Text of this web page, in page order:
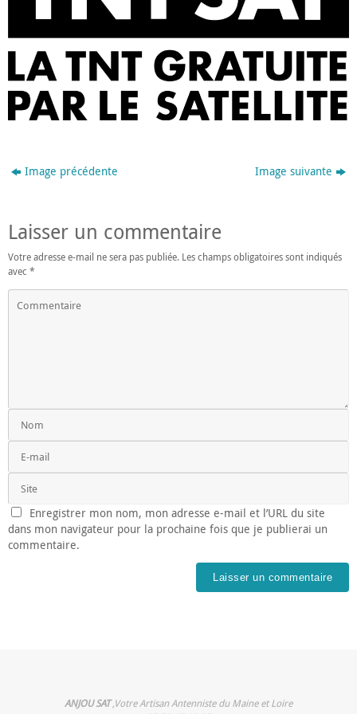
Image précédente Image suivante
Laisser un commentaire
Votre adresse e-mail ne sera pas publiée. Les champs obligatoires sont indiqués
avec *
Enregistrer mon nom, mon adresse e-mail et l’URL du site
dans mon navigateur pour la prochaine fois que je publierai un
commentaire.
ANJOU SAT,Votre Artisan Antenniste du Maine et Loire